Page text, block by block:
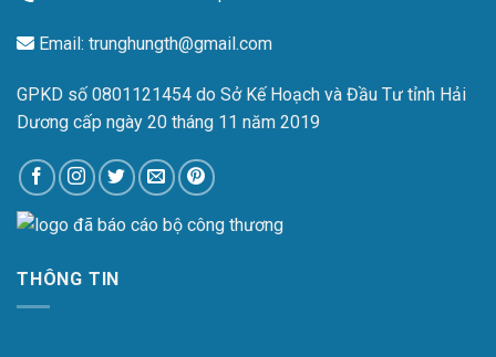
Email: trunghungth@gmail.com
GPKD số 0801121454 do Sở Kế Hoạch và Đầu Tư tỉnh Hải
Dương cấp ngày 20 tháng 11 năm 2019
THÔNG TIN